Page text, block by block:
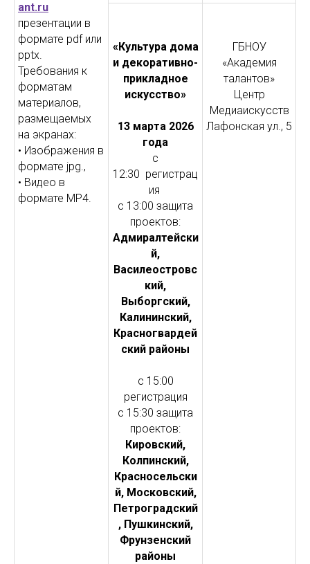
ant.ru
презентации в
формате pdf или
pptx.
Требования к
форматам
материалов,
размещаемых
на экранах:
• Изображения в
формате jpg.,
• Видео в
формате MP4.
«Культура дома
и декоративно-
прикладное
искусство»
13 марта 2026
года
с
12:30 регистрац
ия
с 13:00 защита
проектов:
Адмиралтейски
й,
Василеостровс
кий,
Выборгский,
Калининский,
Красногвардей
ский районы
с 15:00
регистрация
с 15:30 защита
проектов:
Кировский,
Колпинский,
Красносельски
й, Московский,
Петроградский
, Пушкинский,
Фрунзенский
районы
ГБНОУ
«Академия
талантов»
Центр
Медиаискусств
Лафонская ул., 5